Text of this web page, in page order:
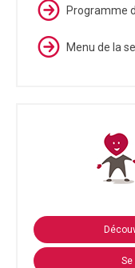
Programme
Menu de la